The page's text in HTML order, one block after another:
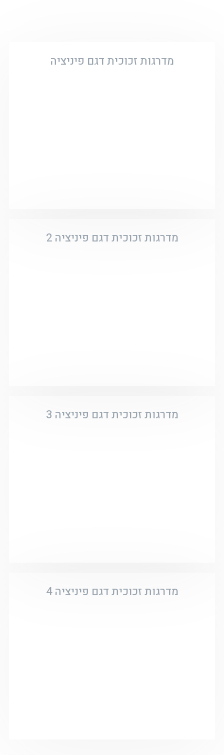
מדרגות זכוכית דגם פיניציה
מדרגות זכוכית דגם פיניציה 2
מדרגות זכוכית דגם פיניציה 3
מדרגות זכוכית דגם פיניציה 4